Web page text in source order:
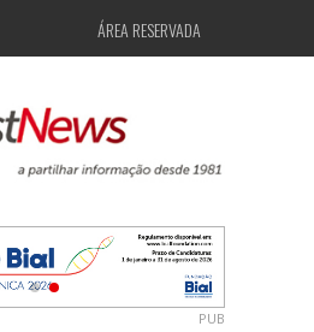
ÁREA RESERVADA
PUB